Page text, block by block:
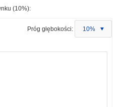
(10%):
Próg głębokości: 10%